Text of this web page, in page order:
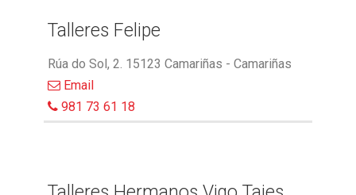
Talleres Felipe
Rúa do Sol, 2. 15123 Camariñas - Camariñas
Email
981 73 61 18